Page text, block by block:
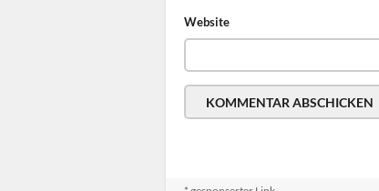
Website